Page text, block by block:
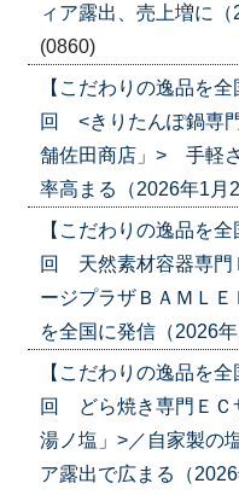
ィア露出、売上増に
(0860)
【こだわりの逸品を
回 <きりたんぽ鍋専
舗佐田商店」> 手軽
率高まる（2026年1月
【こだわりの逸品を
回 天然素材容器専
ージプラザＢＡＭＬ
を全国に発信（2026
【こだわりの逸品を
回 どら焼き専門ＥＣ
湯ノ塩」>／自家製の
ア露出で広まる（